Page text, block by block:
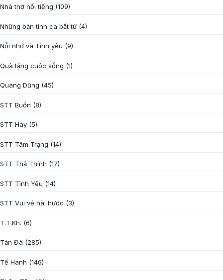
Nhà thơ nổi tiếng (109)
Những bản tình ca bất tử (4)
Nỗi nhớ và Tình yêu (9)
Quà tặng cuôc sống (1)
Quang Dũng (45)
STT Buồn (8)
STT Hay (5)
STT Tâm Trạng (14)
STT Thả Thính (17)
STT Tình Yêu (14)
STT Vui vẻ hài hước (3)
T.T.Kh. (6)
Tản Đà (285)
Tế Hanh (146)